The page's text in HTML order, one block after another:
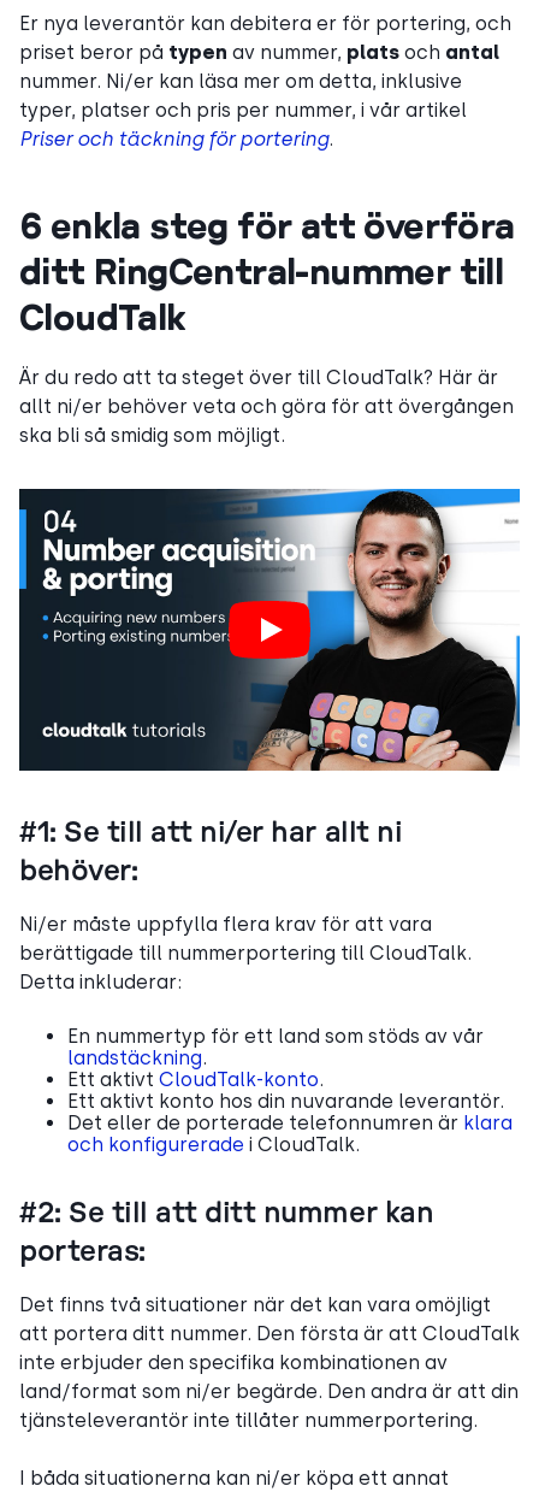
Er nya leverantör kan debitera er för portering, och
priset beror på typen av nummer, plats och antal
nummer. Ni/er kan läsa mer om detta, inklusive
typer, platser och pris per nummer, i vår artikel
Priser och täckning för portering.
6 enkla steg för att överföra
ditt RingCentral-nummer till
CloudTalk
Är du redo att ta steget över till CloudTalk? Här är
allt ni/er behöver veta och göra för att övergången
ska bli så smidig som möjligt.
#1: Se till att ni/er har allt ni
behöver:
Ni/er måste uppfylla flera krav för att vara
berättigade till nummerportering till CloudTalk.
Detta inkluderar:
En nummertyp för ett land som stöds av vår
landstäckning.
Ett aktivt CloudTalk-konto.
Ett aktivt konto hos din nuvarande leverantör.
Det eller de porterade telefonnumren är klara
och konfigurerade i CloudTalk.
#2: Se till att ditt nummer kan
porteras:
Det finns två situationer när det kan vara omöjligt
att portera ditt nummer. Den första är att CloudTalk
inte erbjuder den specifika kombinationen av
land/format som ni/er begärde. Den andra är att din
tjänsteleverantör inte tillåter nummerportering.
I båda situationerna kan ni/er köpa ett annat